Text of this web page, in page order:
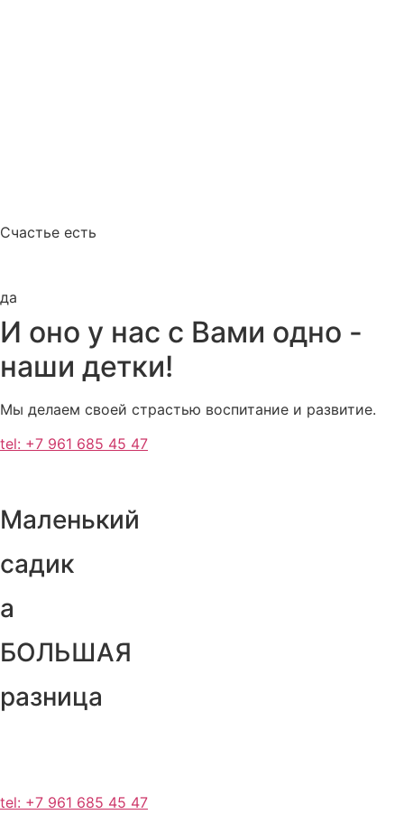
Счастье есть
да
И оно у нас с Вами одно -
наши детки!
Мы делаем своей страстью воспитание и развитие.
tel: +7 961 685 45 47
Маленький
садик
а
БОЛЬШАЯ
разница
tel: +7 961 685 45 47